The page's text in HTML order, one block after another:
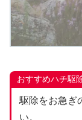
おすすめハチ駆
駆除をお急ぎ
い。